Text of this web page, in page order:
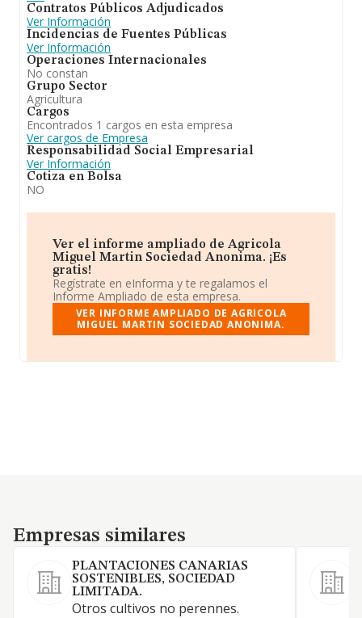
Contratos Públicos Adjudicados
Ver Información
Incidencias de Fuentes Públicas
Ver Información
Operaciones Internacionales
No constan
Grupo Sector
Agricultura
Cargos
Encontrados 1 cargos en esta empresa
Ver cargos de Empresa
Responsabilidad Social Empresarial
Ver Información
Cotiza en Bolsa
NO
Ver el informe ampliado de Agricola
Miguel Martin Sociedad Anonima. ¡Es
gratis!
Regístrate en eInforma y te regalamos el
Informe Ampliado de esta empresa.
VER INFORME AMPLIADO DE AGRICOLA
MIGUEL MARTIN SOCIEDAD ANONIMA.
Empresas similares
Empresas similares
PLANTACIONES CANARIAS
SOSTENIBLES, SOCIEDAD
LIMITADA.
Otros cultivos no perennes.